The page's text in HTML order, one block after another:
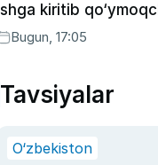
kiritib
ushlandi
Bugun, 17:05
Tavsiyalar
O‘zbekiston